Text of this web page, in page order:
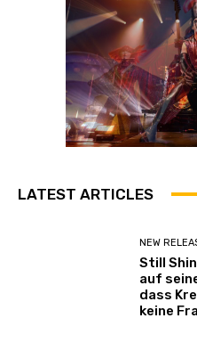
LATEST ARTICLES
NEW
Still
auf
dass
keine